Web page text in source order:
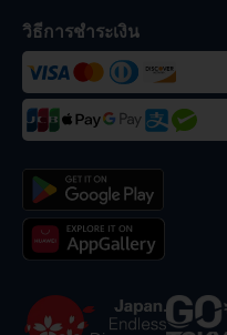
วิธีการชำระเงิน